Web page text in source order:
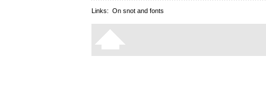
Links: On snot and fonts